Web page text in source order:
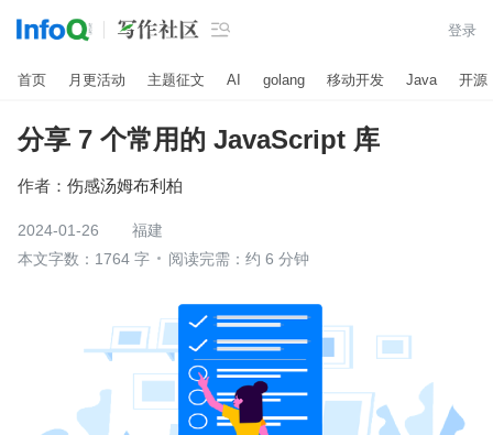
 登录
首页 月更活动 主题征文 AI golang 移动开发 Java 开源
分享 7 个常用的 JavaScript 库
作者： 伤感汤姆布利柏
2024-01-26
福建
本文字数：1764 字
阅读完需：约 6 分钟